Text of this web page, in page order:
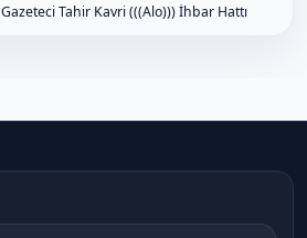
Gazeteci Tahir Kavri (((Alo))) İhbar Hattı